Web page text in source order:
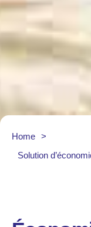
Home >
Solution